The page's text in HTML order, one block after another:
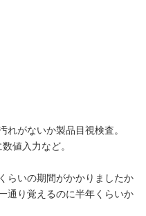
れがないか製品目視検査。
値入力など。
らいの期間がかかりましたか
通り覚えるのに半年くらいか